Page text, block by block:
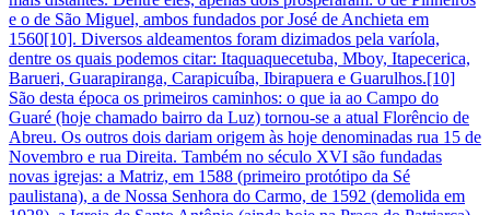
e o de São Miguel, ambos fundados por José de Anchieta em
1560[10]. Diversos aldeamentos foram dizimados pela varíola,
dentre os quais podemos citar: Itaquaquecetuba, Mboy, Itapecerica,
Barueri, Guarapiranga, Carapicuíba, Ibirapuera e Guarulhos.[10]
São desta época os primeiros caminhos: o que ia ao Campo do
Guaré (hoje chamado bairro da Luz) tornou-se a atual Florêncio de
Abreu. Os outros dois dariam origem às hoje denominadas rua 15 de
Novembro e rua Direita. Também no século XVI são fundadas
novas igrejas: a Matriz, em 1588 (primeiro protótipo da Sé
paulistana), a de Nossa Senhora do Carmo, de 1592 (demolida em